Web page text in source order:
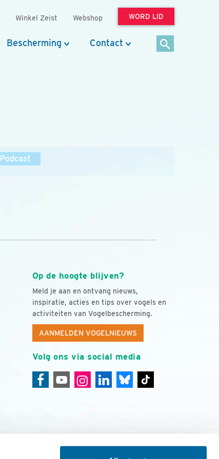
Winkel Zeist Webshop WORD LID
Bescherming Contact
Podcast
Op de hoogte blijven?
Meld je aan en ontvang nieuws,
inspiratie, acties en tips over vogels en
activiteiten van Vogelbescherming.
AANMELDEN VOGELNIEUWS
Volg ons via social media